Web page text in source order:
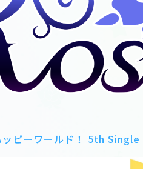
ピーワールド！ 5th Single